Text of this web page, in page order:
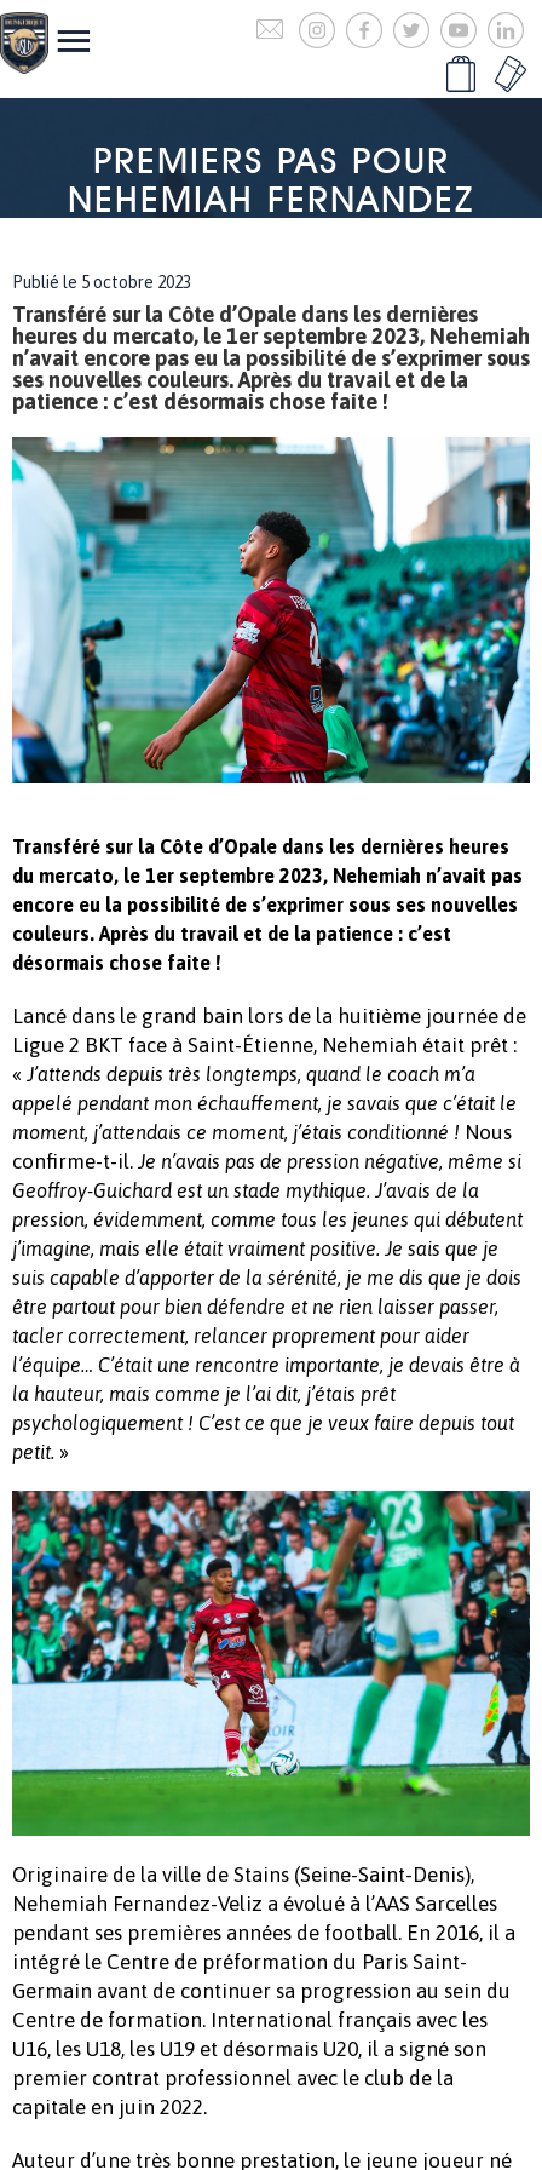
PREMIERS PAS POUR
NEHEMIAH FERNANDEZ
Publié le 5 octobre 2023
Transféré sur la Côte d’Opale dans les dernières
heures du mercato, le 1er septembre 2023, Nehemiah
n’avait encore pas eu la possibilité de s’exprimer sous
ses nouvelles couleurs. Après du travail et de la
patience : c’est désormais chose faite !
Transféré sur la Côte d’Opale dans les dernières heures
du mercato, le 1er septembre 2023, Nehemiah n’avait pas
encore eu la possibilité de s’exprimer sous ses nouvelles
couleurs. Après du travail et de la patience : c’est
désormais chose faite !
Lancé dans le grand bain lors de la huitième journée de
Ligue 2 BKT face à Saint-Étienne, Nehemiah était prêt :
« J’attends depuis très longtemps, quand le coach m’a
appelé pendant mon échauffement, je savais que c’était le
moment, j’attendais ce moment, j’étais conditionné ! Nous
confirme-t-il. Je n’avais pas de pression négative, même si
Geoffroy-Guichard est un stade mythique. J’avais de la
pression, évidemment, comme tous les jeunes qui débutent
j’imagine, mais elle était vraiment positive. Je sais que je
suis capable d’apporter de la sérénité, je me dis que je dois
être partout pour bien défendre et ne rien laisser passer,
tacler correctement, relancer proprement pour aider
l’équipe… C’était une rencontre importante, je devais être à
la hauteur, mais comme je l’ai dit, j’étais prêt
psychologiquement ! C’est ce que je veux faire depuis tout
petit. »
Originaire de la ville de Stains (Seine-Saint-Denis),
Nehemiah Fernandez-Veliz a évolué à l’AAS Sarcelles
pendant ses premières années de football. En 2016, il a
intégré le Centre de préformation du Paris Saint-
Germain avant de continuer sa progression au sein du
Centre de formation. International français avec les
U16, les U18, les U19 et désormais U20, il a signé son
premier contrat professionnel avec le club de la
capitale en juin 2022.
Auteur d’une très bonne prestation, le jeune joueur né